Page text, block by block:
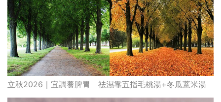
立秋2026｜宜調養脾胃 祛濕靠五指毛桃湯+冬瓜薏米湯